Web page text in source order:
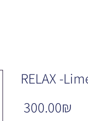
RELAX -
‏300.00 ‏₪